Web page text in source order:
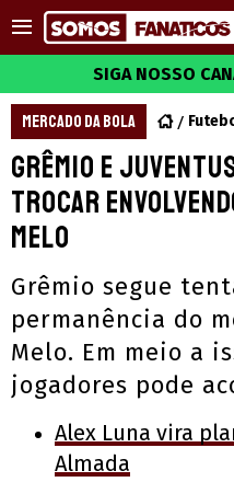
SIGA NOSSO
MERCADO DA BOLA
Grêmio e
trocar
Melo
Grêmio segue
permanência do
Melo. Em meio a
jogadores pode
Alex Luna vira
Almada